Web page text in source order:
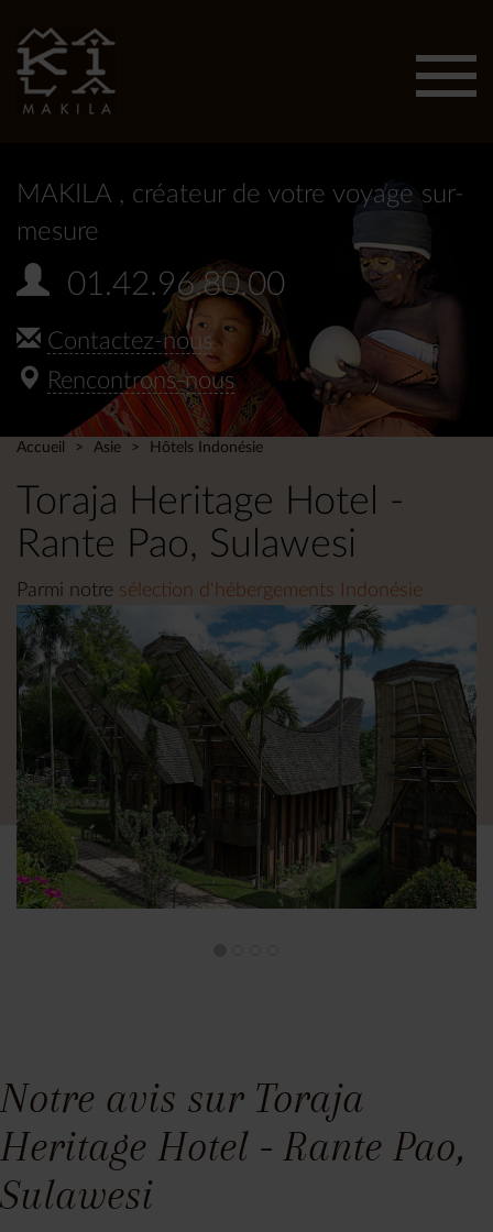
MAKILA , créateur de votre voyage sur-
mesure
01.42.96.80.00
Contactez-nous
Rencontrons-nous
Accueil Asie Hôtels Indonésie
Toraja Heritage Hotel -
Rante Pao, Sulawesi
Parmi notre sélection d'hébergements Indonésie
Notre avis sur Toraja
Heritage Hotel - Rante Pao,
Sulawesi